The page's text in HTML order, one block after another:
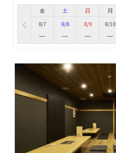
金
8/7
土
8/8
日
8/9
月
8/10